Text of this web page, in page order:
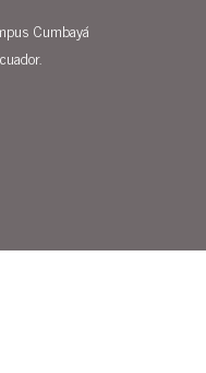
Cumbayá